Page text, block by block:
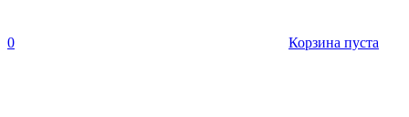
0 Корзина пуста